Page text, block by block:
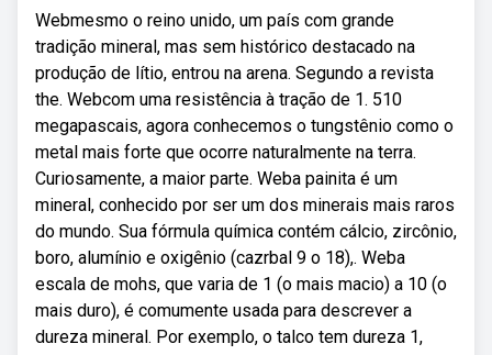
Webmesmo o reino unido, um país com grande
tradição mineral, mas sem histórico destacado na
produção de lítio, entrou na arena. Segundo a revista
the. Webcom uma resistência à tração de 1. 510
megapascais, agora conhecemos o tungstênio como o
metal mais forte que ocorre naturalmente na terra.
Curiosamente, a maior parte. Weba painita é um
mineral, conhecido por ser um dos minerais mais raros
do mundo. Sua fórmula química contém cálcio, zircônio,
boro, alumínio e oxigênio (cazrbal 9 o 18),. Weba
escala de mohs, que varia de 1 (o mais macio) a 10 (o
mais duro), é comumente usada para descrever a
dureza mineral. Por exemplo, o talco tem dureza 1,